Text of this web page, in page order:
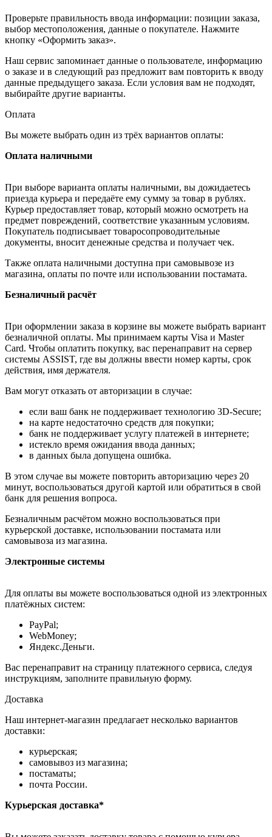
Проверьте правильность ввода информации: позиции заказа,
выбор местоположения, данные о покупателе. Нажмите
кнопку «Оформить заказ».
Наш сервис запоминает данные о пользователе, информацию
о заказе и в следующий раз предложит вам повторить к вводу
данные предыдущего заказа. Если условия вам не подходят,
выбирайте другие варианты.
Оплата
Вы можете выбрать один из трёх вариантов оплаты:
Оплата наличными
При выборе варианта оплаты наличными, вы дожидаетесь
приезда курьера и передаёте ему сумму за товар в рублях.
Курьер предоставляет товар, который можно осмотреть на
предмет повреждений, соответствие указанным условиям.
Покупатель подписывает товаросопроводительные
документы, вносит денежные средства и получает чек.
Также оплата наличными доступна при самовывозе из
магазина, оплаты по почте или использовании постамата.
Безналичный расчёт
При оформлении заказа в корзине вы можете выбрать вариант
безналичной оплаты. Мы принимаем карты Visa и Master
Card. Чтобы оплатить покупку, вас перенаправит на сервер
системы ASSIST, где вы должны ввести номер карты, срок
действия, имя держателя.
Вам могут отказать от авторизации в случае:
если ваш банк не поддерживает технологию 3D-Secure;
на карте недостаточно средств для покупки;
банк не поддерживает услугу платежей в интернете;
истекло время ожидания ввода данных;
в данных была допущена ошибка.
В этом случае вы можете повторить авторизацию через 20
минут, воспользоваться другой картой или обратиться в свой
банк для решения вопроса.
Безналичным расчётом можно воспользоваться при
курьерской доставке, использовании постамата или
самовывоза из магазина.
Электронные системы
Для оплаты вы можете воспользоваться одной из электронных
платёжных систем:
PayPal;
WebMoney;
Яндекс.Деньги.
Вас перенаправит на страницу платежного сервиса, следуя
инструкциям, заполните правильную форму.
Доставка
Наш интернет-магазин предлагает несколько вариантов
доставки:
курьерская;
самовывоз из магазина;
постаматы;
почта России.
Курьерская доставка*